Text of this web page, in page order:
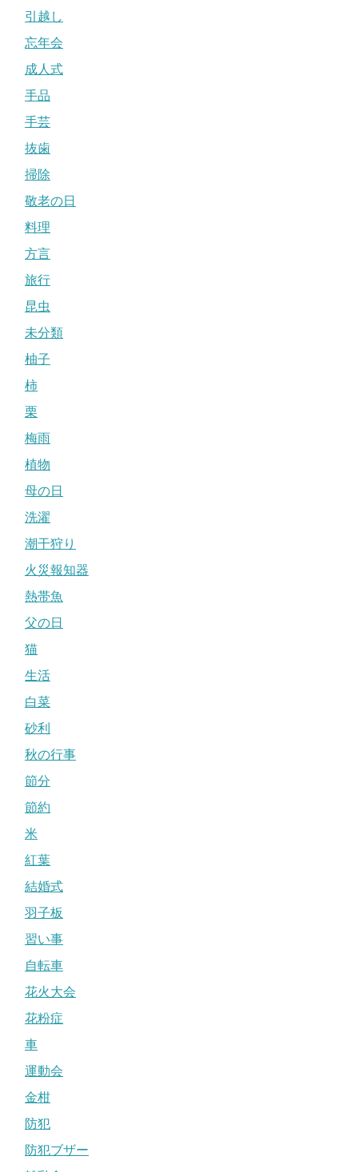
引越し
忘年会
成人式
手品
手芸
抜歯
掃除
敬老の日
料理
方言
旅行
昆虫
未分類
柚子
柿
栗
梅雨
植物
母の日
洗濯
潮干狩り
火災報知器
熱帯魚
父の日
猫
生活
白菜
砂利
秋の行事
節分
節約
米
紅葉
結婚式
羽子板
習い事
自転車
花火大会
花粉症
車
運動会
金柑
防犯
防犯ブザー